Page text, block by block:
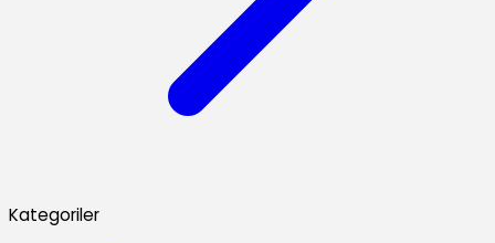
Kategoriler